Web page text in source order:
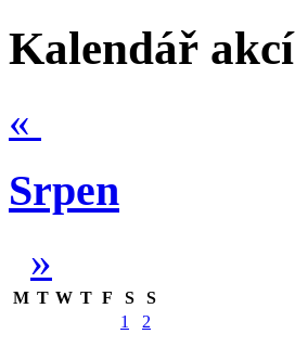
Kalendář akcí
«
Srpen
»
M T W T F S
S
1
2